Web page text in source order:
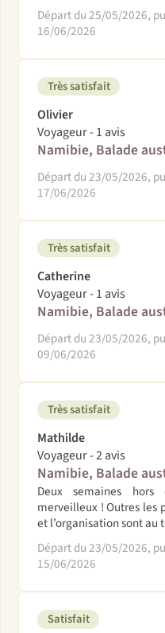
Départ du 25/05/2026,
16/06/2026
Très satisfait
Olivier
Voyageur - 1 avis
Namibie, Balade
Départ du 23/05/2026,
17/06/2026
Très satisfait
Catherine
Voyageur - 1 avis
Namibie, Balade
Départ du 23/05/2026,
09/06/2026
Très satisfait
Mathilde
Voyageur - 2 avis
Namibie, Balade
Deux semaines
merveilleux ! Outres les
et l’organisation sont au
Départ du 23/05/2026,
15/06/2026
Satisfait